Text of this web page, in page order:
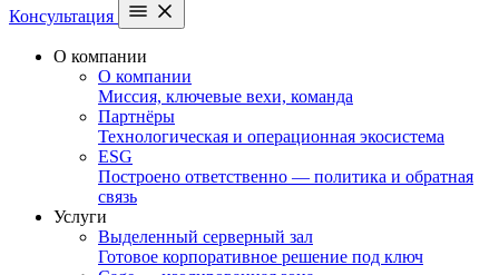
Консультация
О компании
О компании
Миссия, ключевые вехи, команда
Партнёры
Технологическая и операционная экосистема
ESG
Построено ответственно — политика и обратная
связь
Услуги
Выделенный серверный зал
Готовое корпоративное решение под ключ